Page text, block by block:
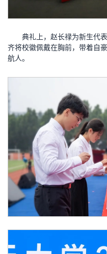
典礼上，赵长禄为新生代
齐将校徽佩戴在胸前，带着自
航人。